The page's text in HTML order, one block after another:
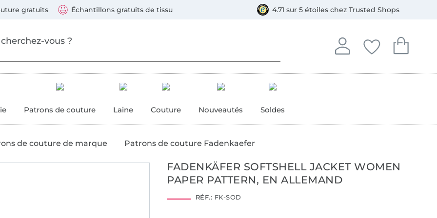
gratuits Échantillons gratuits de tissu 4.71 sur 5 étoiles chez Trusted Shops
Se connecter
Se connecter à votre
Mes favoris
Vous avez
Mon
Vous avez
Patrons de couture Laine Couture Nouveautés Soldes
de couture de marque Patrons de couture Fadenkaefer
FADENKÄFER SOFTSHELL JACKET WOMEN
PAPER PATTERN, EN ALLEMAND
RÉF.: FK-SOD
suivants : Visa, Mastercard, Carte bleue, PayPal, Virement, Bancontact